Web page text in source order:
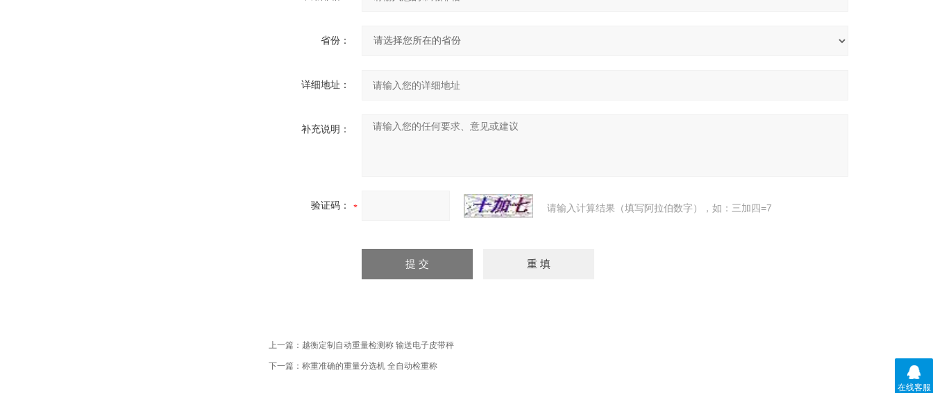
省份：
详细地址：
补充说明：
验证码： 请输入计算结果（填写阿拉伯数字），如：三加四=7
上一篇： 越衡定制自动重量检测称 输送电子皮带秤
下一篇： 称重准确的重量分选机 全自动检重称
在线客服